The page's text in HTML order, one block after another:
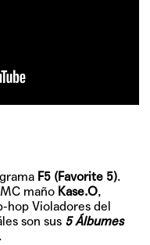
F5 (Favorite 5).
maño Kase.O,
hop Violadores del
son sus 5 Álbumes